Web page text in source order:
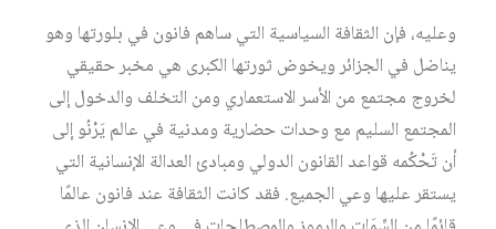
وعليه، فإن الثقافة السياسية التي ساهم فانون في بلورتها وهو
يناضل في الجزائر ويخوض ثورتها الكبرى هي مخبر حقيقي
لخروج مجتمع من الأسر الاستعماري ومن التخلف والدخول إلى
المجتمع السليم مع وحدات حضارية ومدنية في عالم يَرْنُو إلى
أن تَحْكُمه قواعد القانون الدولي ومبادئ العدالة الإنسانية التي
يستقر عليها وعي الجميع. فقد كانت الثقافة عند فانون عالمًا